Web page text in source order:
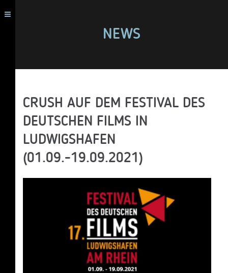
NEWS
CRUSH AUF DEM FESTIVAL DES
DEUTSCHEN FILMS IN
LUDWIGSHAFEN
(01.09.-19.09.2021)